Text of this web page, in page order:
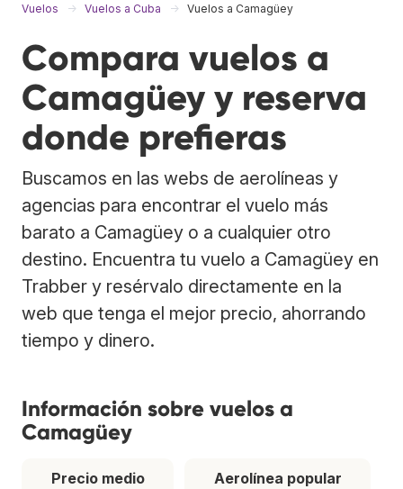
Vuelos Vuelos a Cuba Vuelos a Camagüey
Compara vuelos a
Camagüey y reserva
donde prefieras
Buscamos en las webs de aerolíneas y
agencias para encontrar el vuelo más
barato a Camagüey o a cualquier otro
destino. Encuentra tu vuelo a Camagüey en
Trabber y resérvalo directamente en la
web que tenga el mejor precio, ahorrando
tiempo y dinero.
Información sobre vuelos a
Camagüey
Precio medio
Aerolínea popular